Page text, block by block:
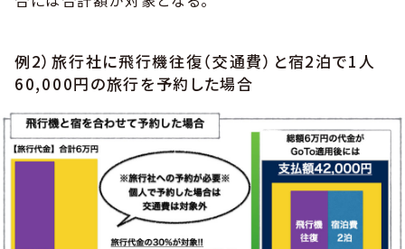
例2）旅行社に飛行機往復（交通費）と宿2泊で1人
60,000円の旅行を予約した場合